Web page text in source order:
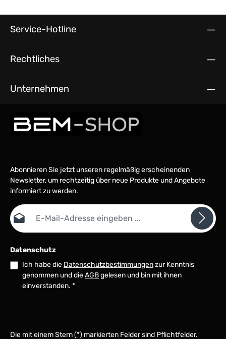
Service-Hotline
Rechtliches
Unternehmen
Abonnieren Sie jetzt unseren regelmäßig erscheinenden
Newsletter, um rechtzeitig über neue Produkte und Angebote
informiert zu werden.
E-Mail-Adresse*
Datenschutz
Ich habe die Datenschutzbestimmungenzur Kenntnis
genommen und dieAGBgelesen und bin mit ihnen
einverstanden. *
Die mit einem Stern (*) markierten Felder sind Pflichtfelder.